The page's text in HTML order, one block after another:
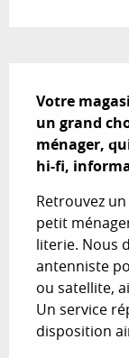
Votre
un grand
ménager,
hi-fi,
Retrouvez
petit
literie. Nous
antenniste
ou satellite,
Un service
disposition